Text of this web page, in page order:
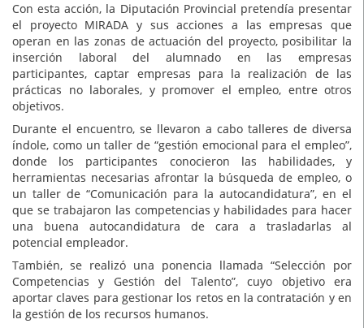
Con esta acción, la Diputación Provincial pretendía presentar
el proyecto MIRADA y sus acciones a las empresas que
operan en las zonas de actuación del proyecto, posibilitar la
inserción laboral del alumnado en las empresas
participantes, captar empresas para la realización de las
prácticas no laborales, y promover el empleo, entre otros
objetivos.
Durante el encuentro, se llevaron a cabo talleres de diversa
índole, como un taller de “gestión emocional para el empleo”,
donde los participantes conocieron las habilidades, y
herramientas necesarias afrontar la búsqueda de empleo, o
un taller de “Comunicación para la autocandidatura”, en el
que se trabajaron las competencias y habilidades para hacer
una buena autocandidatura de cara a trasladarlas al
potencial empleador.
También, se realizó una ponencia llamada “Selección por
Competencias y Gestión del Talento”, cuyo objetivo era
aportar claves para gestionar los retos en la contratación y en
la gestión de los recursos humanos.